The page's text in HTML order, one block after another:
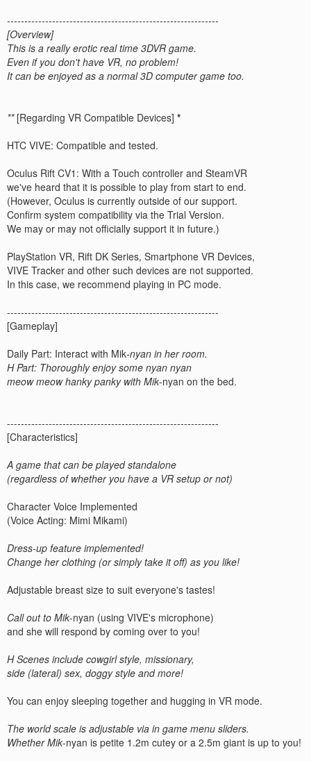
-------------------------------------------------------------
[Overview]
This is a really erotic real time 3DVR game.
Even if you don't have VR, no problem!
It can be enjoyed as a normal 3D computer game too.
**[Regarding VR Compatible Devices] *
HTC VIVE: Compatible and tested.
Oculus Rift CV1: With a Touch controller and SteamVR
we've heard that it is possible to play from start to end.
(However, Oculus is currently outside of our support.
Confirm system compatibility via the Trial Version.
We may or may not officially support it in future.)
PlayStation VR, Rift DK Series, Smartphone VR Devices,
VIVE Tracker and other such devices are not supported.
In this case, we recommend playing in PC mode.
-------------------------------------------------------------
[Gameplay]
Daily Part: Interact with Mik-nyan in her room.
H Part: Thoroughly enjoy some nyan nyan
meow meow hanky panky with Mik-nyan on the bed.
-------------------------------------------------------------
[Characteristics]
A game that can be played standalone
(regardless of whether you have a VR setup or not)
Character Voice Implemented
(Voice Acting: Mimi Mikami)
Dress-up feature implemented!
Change her clothing (or simply take it off) as you like!
Adjustable breast size to suit everyone's tastes!
Call out to Mik-nyan (using VIVE's microphone)
and she will respond by coming over to you!
H Scenes include cowgirl style, missionary,
side (lateral) sex, doggy style and more!
You can enjoy sleeping together and hugging in VR mode.
The world scale is adjustable via in game menu sliders.
Whether Mik-nyan is petite 1.2m cutey or a 2.5m giant is up to you!